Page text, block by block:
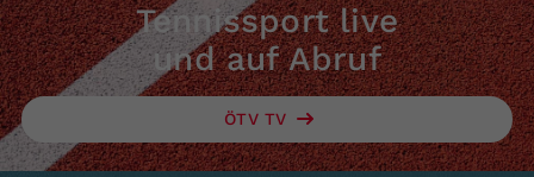
Tennissport live
und auf Abruf
ÖTV TV